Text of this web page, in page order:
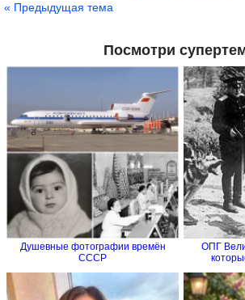
« Предыдущая тема
Посмотри
Душевные фотографии времён
СССР
ОПГ